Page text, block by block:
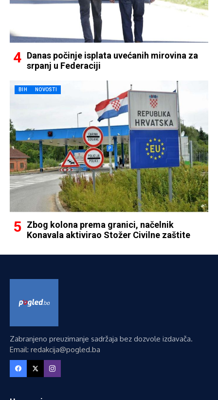
Danas počinje isplata uvećanih mirovina za
srpanj u Federaciji
BIH NOVOSTI
Zbog kolona prema granici, načelnik
Konavala aktivirao Stožer Civilne zaštite
Zabranjeno preuzimanje sadržaja bez dozvole izdavača.
Email: redakcija@pogled.ba